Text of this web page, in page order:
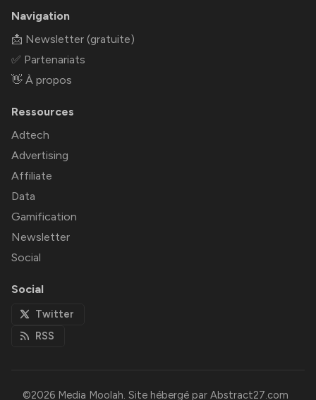
Navigation
📩 Newsletter (gratuite)
✅ Partenariats
👋 À propos
Ressources
Adtech
Advertising
Affiliate
Data
Gamification
Newsletter
Social
Social
Twitter
RSS
©2026 Media Moolah. Site hébergé par Abstract27.com